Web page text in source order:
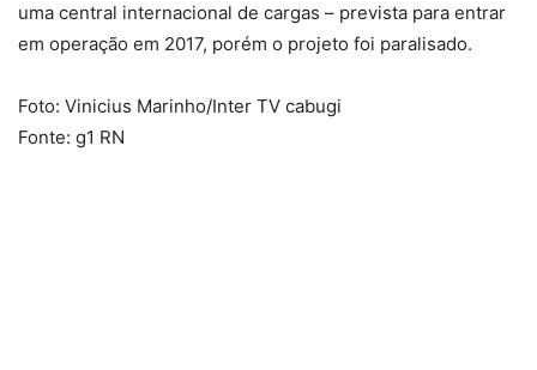
uma central internacional de cargas – prevista para entrar
em operação em 2017, porém o projeto foi paralisado.
Foto: Vinicius Marinho/Inter TV cabugi
Fonte: g1 RN